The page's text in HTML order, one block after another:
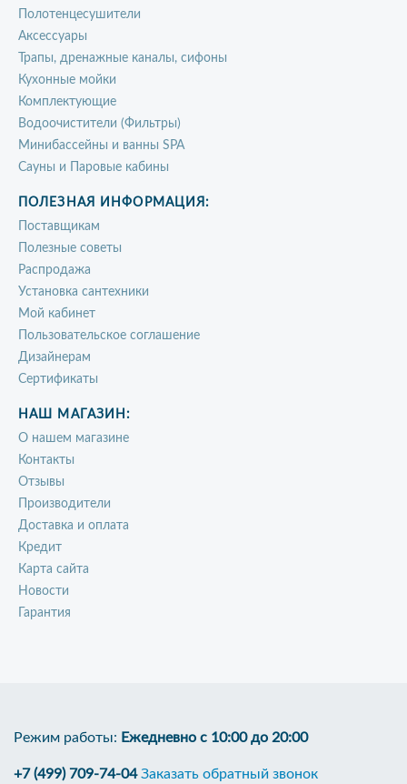
Полотенцесушители
Аксессуары
Трапы, дренажные каналы, сифоны
Кухонные мойки
Комплектующие
Водоочистители (Фильтры)
Минибассейны и ванны SPA
Сауны и Паровые кабины
ПОЛЕЗНАЯ ИНФОРМАЦИЯ:
Поставщикам
Полезные советы
Распродажа
Установка сантехники
Мой кабинет
Пользовательское соглашение
Дизайнерам
Сертификаты
НАШ МАГАЗИН:
О нашем магазине
Контакты
Отзывы
Производители
Доставка и оплата
Кредит
Карта сайта
Новости
Гарантия
Режим работы: Ежедневно с 10:00 до 20:00
+7 (499) 709-74-04 Заказать обратный звонок